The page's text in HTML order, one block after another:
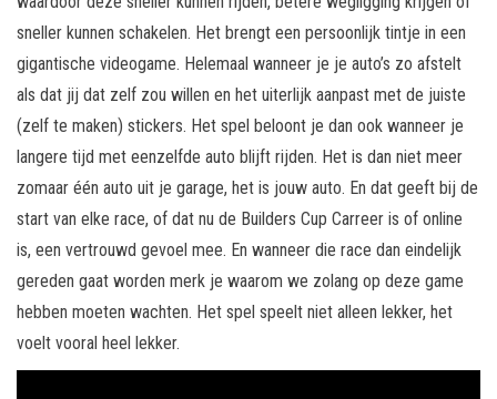
sneller kunnen schakelen. Het brengt een persoonlijk tintje in een
gigantische videogame. Helemaal wanneer je je auto’s zo afstelt
als dat jij dat zelf zou willen en het uiterlijk aanpast met de juiste
(zelf te maken) stickers. Het spel beloont je dan ook wanneer je
langere tijd met eenzelfde auto blijft rijden. Het is dan niet meer
zomaar één auto uit je garage, het is jouw auto. En dat geeft bij de
start van elke race, of dat nu de Builders Cup Carreer is of online
is, een vertrouwd gevoel mee. En wanneer die race dan eindelijk
gereden gaat worden merk je waarom we zolang op deze game
hebben moeten wachten. Het spel speelt niet alleen lekker, het
voelt vooral heel lekker.